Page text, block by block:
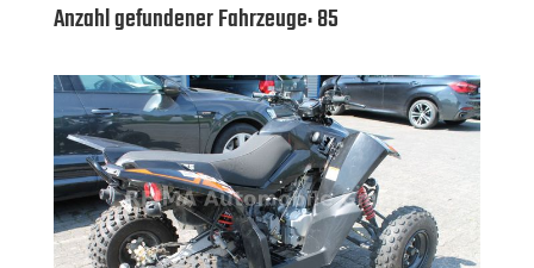
Anzahl gefundener Fahrzeuge:85